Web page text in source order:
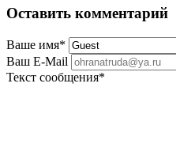
Оставить комментарий
Ваше имя*
Ваш E-Mail
Текст сообщения*